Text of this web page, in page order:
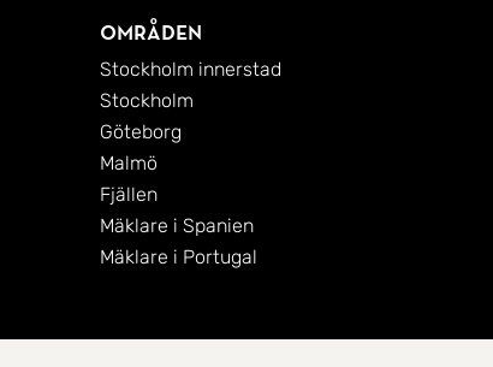
Områden
Stockholm innerstad
Stockholm
Göteborg
Malmö
Fjällen
Mäklare i Spanien
Mäklare i Portugal